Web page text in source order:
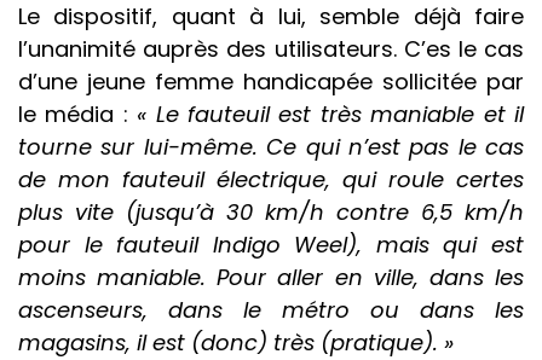
Le dispositif, quant à lui, semble déjà faire
l’unanimité auprès des utilisateurs. C’es le cas
d’une jeune femme handicapée sollicitée par
le média : « Le fauteuil est très maniable et il
tourne sur lui-même. Ce qui n’est pas le cas
de mon fauteuil électrique, qui roule certes
plus vite (jusqu’à 30 km/h contre 6,5 km/h
pour le fauteuil Indigo Weel), mais qui est
moins maniable. Pour aller en ville, dans les
ascenseurs, dans le métro ou dans les
magasins, il est (donc) très (pratique). »